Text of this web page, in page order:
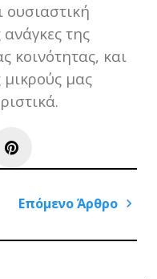
ουσιαστική
της
κοινότητας, και
μικρούς μας
Pinterest
Επόμενο Άρθρο